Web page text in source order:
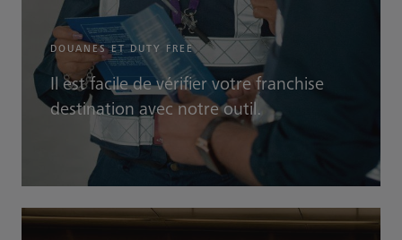
DOUANES ET DUTY FREE
Il est facile de vérifier votre franchise
destination avec notre outil.